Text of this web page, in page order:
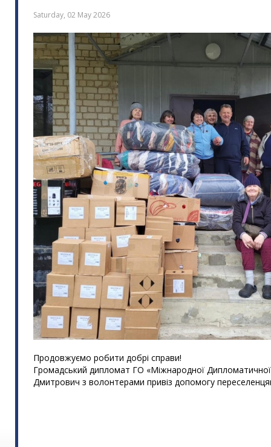
Saturday, 02 May 2026
Продовжуємо робити добрі справи!
Громадський дипломат ГО «Міжнародної Дипломатичної
Дмитрович з волонтерами привіз допомогу